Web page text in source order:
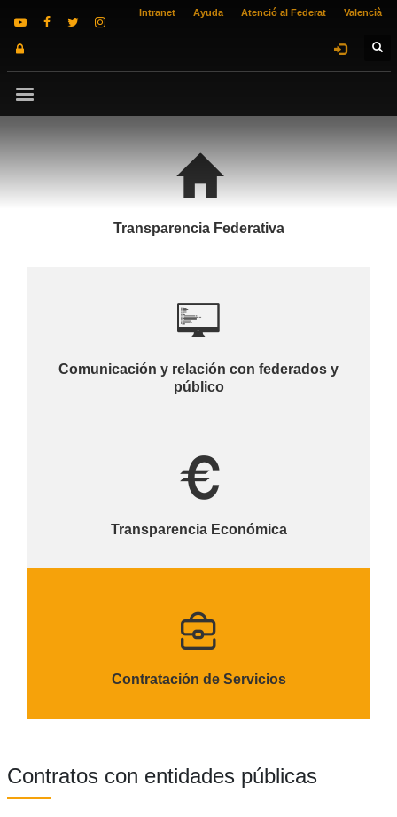
Intranet Ayuda Atenció al Federat Valencià
Transparencia Federativa
Comunicación y relación con federados y
público
Transparencia Económica
Contratación de Servicios
Contratos con entidades públicas